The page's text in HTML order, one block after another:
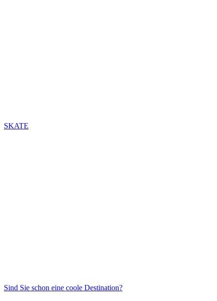
SKATE
Sind Sie schon eine coole Destination?